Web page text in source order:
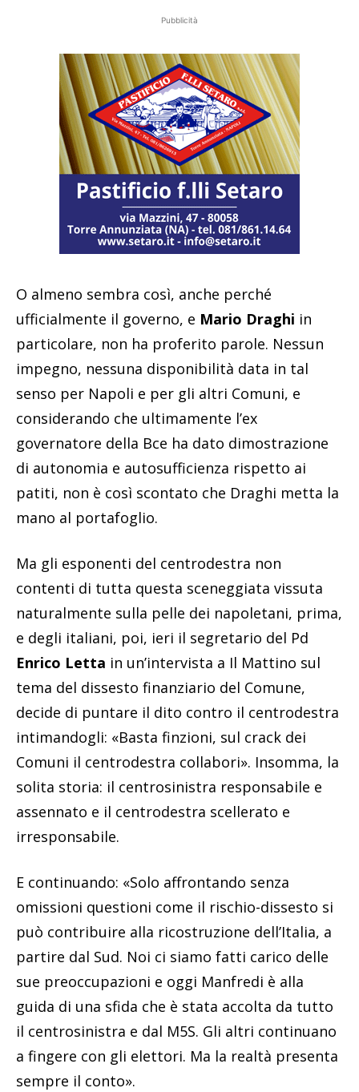
Pubblicità
O almeno sembra così, anche perché
ufficialmente il governo, e Mario Draghi in
particolare, non ha proferito parole. Nessun
impegno, nessuna disponibilità data in tal
senso per Napoli e per gli altri Comuni, e
considerando che ultimamente l’ex
governatore della Bce ha dato dimostrazione
di autonomia e autosufficienza rispetto ai
patiti, non è così scontato che Draghi metta la
mano al portafoglio.
Ma gli esponenti del centrodestra non
contenti di tutta questa sceneggiata vissuta
naturalmente sulla pelle dei napoletani, prima,
e degli italiani, poi, ieri il segretario del Pd
Enrico Letta in un’intervista a Il Mattino sul
tema del dissesto finanziario del Comune,
decide di puntare il dito contro il centrodestra
intimandogli: «Basta finzioni, sul crack dei
Comuni il centrodestra collabori». Insomma, la
solita storia: il centrosinistra responsabile e
assennato e il centrodestra scellerato e
irresponsabile.
E continuando: «Solo affrontando senza
omissioni questioni come il rischio-dissesto si
può contribuire alla ricostruzione dell’Italia, a
partire dal Sud. Noi ci siamo fatti carico delle
sue preoccupazioni e oggi Manfredi è alla
guida di una sfida che è stata accolta da tutto
il centrosinistra e dal M5S. Gli altri continuano
a fingere con gli elettori. Ma la realtà presenta
sempre il conto».